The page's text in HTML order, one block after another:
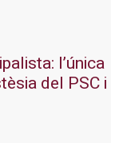
l’única
del PSC i